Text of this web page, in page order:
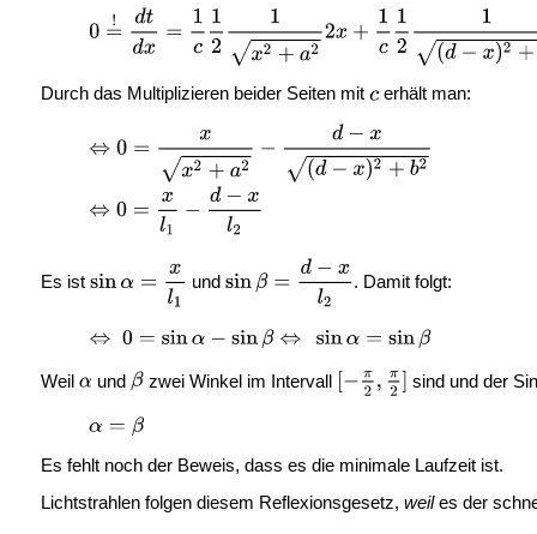
Durch das Multiplizieren beider Seiten mit erhält man:
Es ist und . Damit folgt:
Weil und zwei Winkel im Intervall sind und der
Es fehlt noch der Beweis, dass es die minimale Laufzeit ist.
Lichtstrahlen folgen diesem Reflexionsgesetz, weiles der